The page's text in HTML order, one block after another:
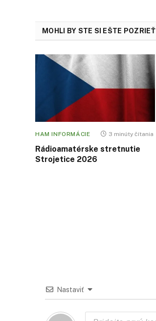
MOHLI BY STE SI EŠTE POZRIEŤ
HAM INFORMÁCIE 3 minúty čítania
Rádioamatérske stretnutie
Strojetice 2026
Nastaviť